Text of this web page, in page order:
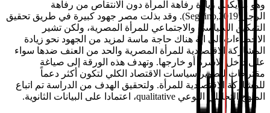
وهو ما يكفل زيادة رفاهة المرأة دون الانتقاص من رفاهة
الرجل(Seguino,2019). وقد بذلت مصر جهود كبيرة في طريق تحقيق
التمكين السياسي والاجتماعي للمرأة المصرية، ولكن تشير
الاحصاءات الى انه هناك حاجة ماسة لمزيد من الجهود نحو زيادة
المشاركة الاقتصادية للمرأة المصرية والحد من العنف ضدها سواء
على داخل الاسرة أو خارجها. وتهدف هذه الورقة إلى صياغة
مقترحات لتطوير سياسات الاقتصاد الكلي لتكون أكثر دعماً
للمشاركة الاقتصادية للمرأة. ولتحقيق الهدف من الدراسة تم اتباع
المنهج التحليلي النوعي qualitative، اعتمادا على البيانات الثانوية.